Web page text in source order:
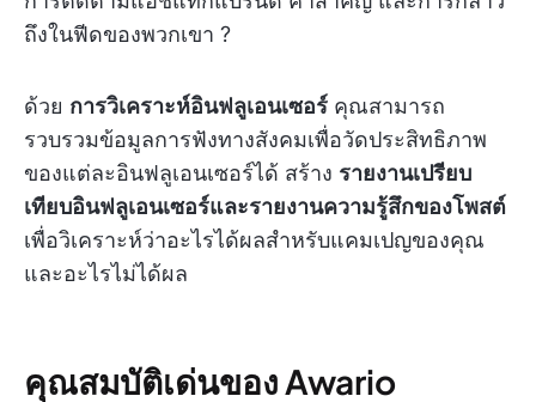
ถึงในฟีดของพวกเขา ?️
ด้วย การวิเคราะห์อินฟลูเอนเซอร์ คุณสามารถ
รวบรวมข้อมูลการฟังทางสังคมเพื่อวัดประสิทธิภาพ
ของแต่ละอินฟลูเอนเซอร์ได้ สร้าง รายงานเปรียบ
เทียบอินฟลูเอนเซอร์และรายงานความรู้สึกของโพสต์
เพื่อวิเคราะห์ว่าอะไรได้ผลสำหรับแคมเปญของคุณ
และอะไรไม่ได้ผล
คุณสมบัติเด่นของ Awario